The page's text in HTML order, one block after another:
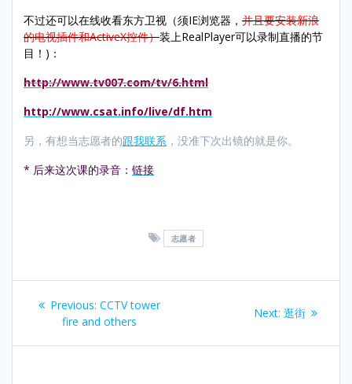
不过还可以在线收看东方卫视（须IE浏览器， 并且要安装新浪
的电视插件和ActiveX控件）装上RealPlayer可以录制直播的节
目！)：
http://www.tv007.com/tv/6.html
http://www.csat.info/live/df.htm
另，有想当志愿者的跟我联系 ，没准下次出镜的就是你。
* 后来这次课的录音： 链接
志愿者
Post
navigation
Previous: Previous
post:
CCTV tower
fire and others
Next: Next
逛街